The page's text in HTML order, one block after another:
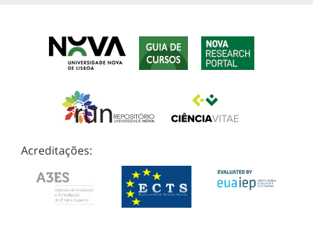
Acreditações: